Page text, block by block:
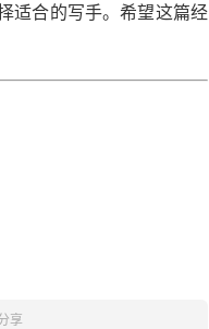
适合的写手。希望这篇经
享